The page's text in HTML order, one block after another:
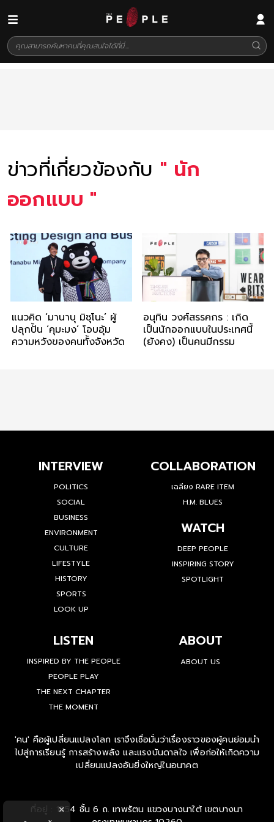
ข่าวที่เกี่ยวข้องกับ " นัก
ออกแบบ "
แนวคิด ‘มานาบุ มิซุโนะ’ ผู้
ปลุกปั้น ‘คุมะมง’ โอบอุ้ม
ความหวังของคนทั้งจังหวัด
อนุทิน วงศ์สรรคกร : เกิด
เป็นนักออกแบบในประเทศนี้
(ยังคง) เป็นคนมีกรรม
INTERVIEW
POLITICS
SOCIAL
BUSINESS
ENVIRONMENT
CULTURE
LIFESTYLE
HISTORY
SPORTS
LOOK UP
COLLABORATION
เฉลียง RARE ITEM
H.M. BLUES
WATCH
DEEP PEOPLE
INSPIRING STORY
SPOTLIGHT
LISTEN
INSPIRED BY THE PEOPLE
PEOPLE PLAY
THE NEXT CHAPTER
THE MOMENT
ABOUT
ABOUT US
'คน' คือผู้เปลี่ยนแปลงโลก เราจึงเชื่อมั่นว่าเรื่องราวของผู้คนย่อมนำ
ไปสู่การเรียนรู้ การสร้างพลัง และแรงบันดาลใจ เพื่อก่อให้เกิดความ
เปลี่ยนแปลงอันยิ่งใหญ่ในอนาคต
ที่อยู่ : 1854 ชั้น 6 ถ. เทพรัตน แขวงบางนาใต้ เขตบางนา
×